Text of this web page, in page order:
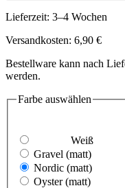
Lieferzeit: 3–4 Wochen
Versandkosten: 6,90 €
Bestellware kann nach
werden.
Farbe auswählen
Weiß
Gravel (matt)
Nordic (matt)
Oyster (matt)